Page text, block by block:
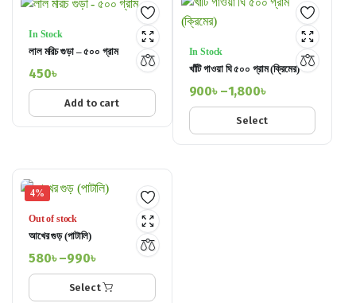
In Stock
লাল মরিচ গুড়া – ৫০০ গ্রাম
450৳
Add to cart
In Stock
খাঁটি গাওয়া ঘি ৫০০ গ্রাম (ক্রিমের)
900৳ –1,800৳
Price
range:
900৳
Select
4%
Out of stock
আখের গুড় (পাটালি)
580৳–990৳
Price
range:
Select